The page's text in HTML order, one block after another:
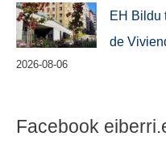
EH Bildu
de
2026-08-06
Facebook